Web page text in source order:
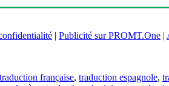
| Publicité sur PROMT.One |
traduction française, traduction espagnole,